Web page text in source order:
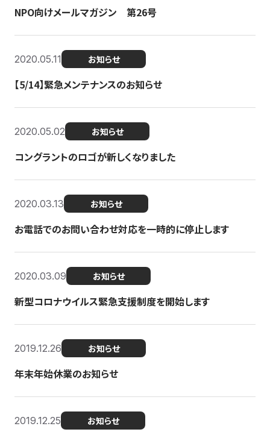
NPO向けメールマガジン 第26号
2020.05.11 お知らせ
【5/14】緊急メンテナンスのお知らせ
2020.05.02 お知らせ
コングラントのロゴが新しくなりました
2020.03.13 お知らせ
お電話でのお問い合わせ対応を一時的に停止します
2020.03.09 お知らせ
新型コロナウイルス緊急支援制度を開始します
2019.12.26 お知らせ
年末年始休業のお知らせ
2019.12.25 お知らせ